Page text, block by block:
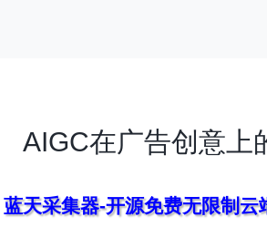
AIGC在广告创意上
蓝天采集器-开源免费无限制云